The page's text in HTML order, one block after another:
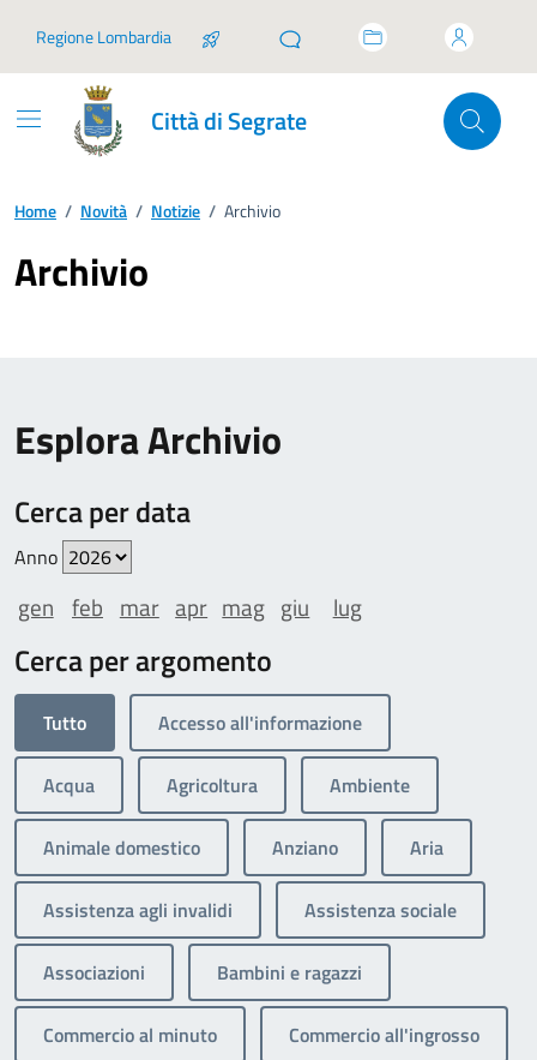
Regione Lombardia
Città di Segrate
Home / Novità / Notizie / Archivio
Archivio
Esplora Archivio
Cerca per data
Anno
gen feb mar apr mag giu lug
Cerca per argomento
Tutto Accesso all'informazione
Acqua Agricoltura Ambiente
Animale domestico Anziano Aria
Assistenza agli invalidi Assistenza sociale
Associazioni Bambini e ragazzi
Commercio al minuto Commercio all'ingrosso